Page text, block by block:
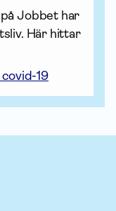
Jobbet har
Här hittar
19